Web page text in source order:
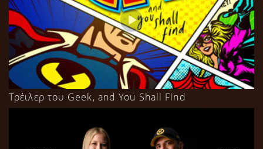
Τρέιλερ του Geek, and You Shall Find